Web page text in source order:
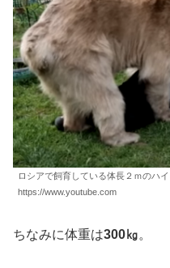
ロシアで飼育している体長２ｍのハ
https://www.youtube.com
ちなみに体重は300㎏。